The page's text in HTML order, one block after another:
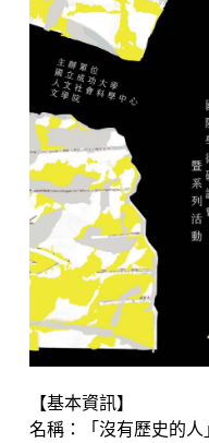
【基本資訊】
名稱：「沒有歷史的